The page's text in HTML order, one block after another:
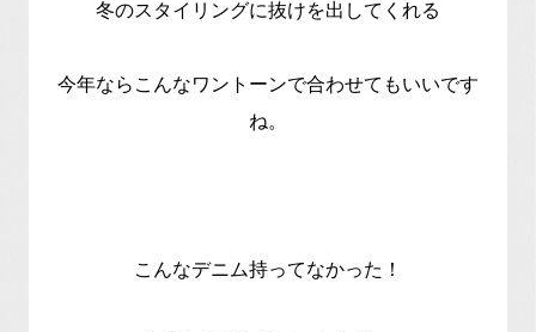
冬のスタイリングに抜けを出してくれる
今年ならこんなワントーンで合わせてもいいです
ね。
こんなデニム持ってなかった！